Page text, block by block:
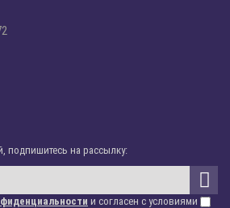
подпишитесь на рассылку:
и согласен с условиями